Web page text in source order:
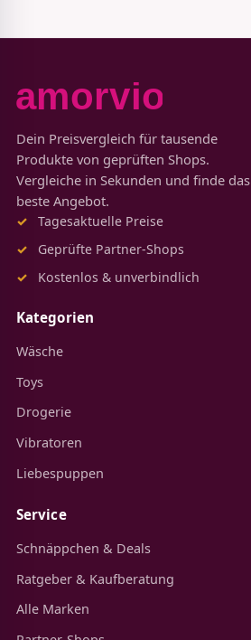
Dein Preisvergleich für tausende
Produkte von geprüften Shops.
Vergleiche in Sekunden und finde das
beste Angebot.
Tagesaktuelle Preise
Geprüfte Partner-Shops
Kostenlos & unverbindlich
Kategorien
Wäsche
Toys
Drogerie
Vibratoren
Liebespuppen
Service
Schnäppchen & Deals
Ratgeber & Kaufberatung
Alle Marken